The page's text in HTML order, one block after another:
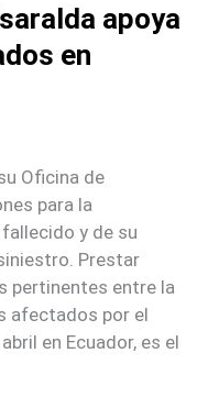
apoya
en
Oficina de
para la
y de su
Prestar
pertinentes entre la
afectados por el
en Ecuador, es el